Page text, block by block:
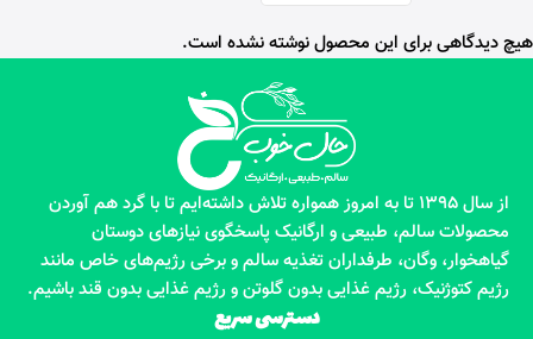
هیچ دیدگاهی برای این محصول نوشته نشده است.
از سال 1395 تا به امروز همواره تلاش داشته‌ایم تا با گرد هم آوردن
محصولات سالم، طبیعی و ارگانیک پاسخگوی نیازهای دوستان
گیاهخوار، وگان، طرفداران تغذیه سالم و برخی رژیم‌های خاص مانند
رژیم کتوژنیک، رژیم غذایی بدون گلوتن و رژیم غذایی بدون قند باشیم.
دسترسی سریع